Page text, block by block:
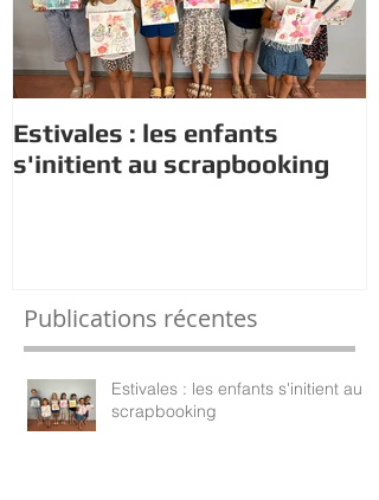
Estivales : les enfants
s'initient au scrapbooking
Publications récentes
Estivales : les enfants s'initient au
scrapbooking